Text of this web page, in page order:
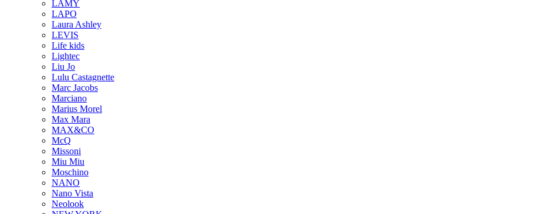
LAMY
LAPO
Laura Ashley
LEVIS
Life kids
Lightec
Liu Jo
Lulu Castagnette
Marc Jacobs
Marciano
Marius Morel
Max Mara
MAX&CO
McQ
Missoni
Miu Miu
Moschino
NANO
Nano Vista
Neolook